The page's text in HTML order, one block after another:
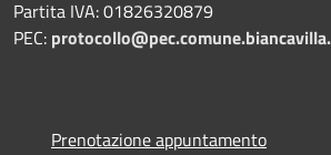
Partita IVA: 01826320879
PEC:
Prenotazione appuntamento